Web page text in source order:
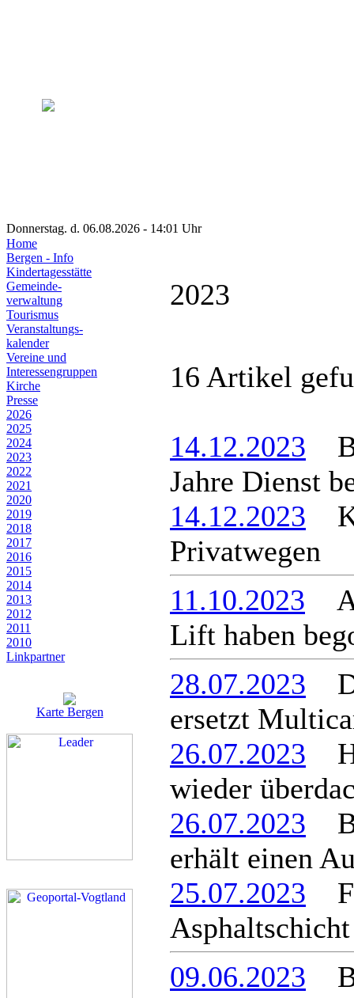
Donnerstag. d. 06.08.2026 - 14:01 Uhr
Home
Bergen - Info
Kindertagesstätte
Gemeinde-
verwaltung
Tourismus
Veranstaltungs-
kalender
Vereine und
Interessen­gruppen
Kirche
Presse
2026
2025
2024
2023
2022
2021
2020
2019
2018
2017
2016
2015
2014
2013
2012
2011
2010
Linkpartner
Karte Bergen
2023
16 Artikel
14.12.2023
Jahre Dienst
14.12.2023
Privatwegen
11.10.2023
Lift haben
28.07.2023
ersetzt
26.07.2023
wieder
26.07.2023
erhält einen
25.07.2023
Asphaltschicht
09.06.2023